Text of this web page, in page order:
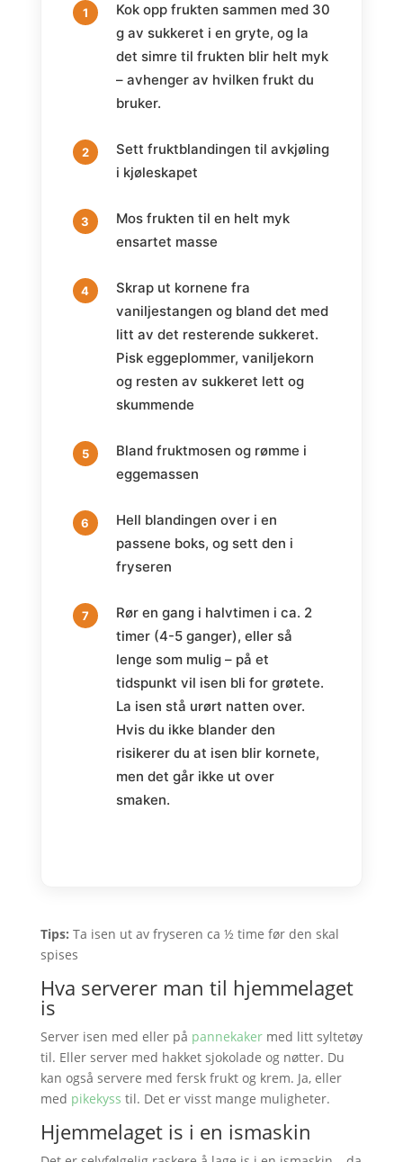
Kok opp frukten sammen med 30
g av sukkeret i en gryte, og la
det simre til frukten blir helt myk
– avhenger av hvilken frukt du
bruker.
Sett fruktblandingen til avkjøling
i kjøleskapet
Mos frukten til en helt myk
ensartet masse
Skrap ut kornene fra
vaniljestangen og bland det med
litt av det resterende sukkeret.
Pisk eggeplommer, vaniljekorn
og resten av sukkeret lett og
skummende
Bland fruktmosen og rømme i
eggemassen
Hell blandingen over i en
passene boks, og sett den i
fryseren
Rør en gang i halvtimen i ca. 2
timer (4-5 ganger), eller så
lenge som mulig – på et
tidspunkt vil isen bli for grøtete.
La isen stå urørt natten over.
Hvis du ikke blander den
risikerer du at isen blir kornete,
men det går ikke ut over
smaken.
Tips: Ta isen ut av fryseren ca ½ time før den skal
spises
Hva serverer man til hjemmelaget
is
Server isen med eller på pannekakermed litt syltetøy
til. Eller server med hakket sjokolade og nøtter. Du
kan også servere med fersk frukt og krem. Ja, eller
med pikekyss til. Det er visst mange muligheter.
Hjemmelaget is i en ismaskin